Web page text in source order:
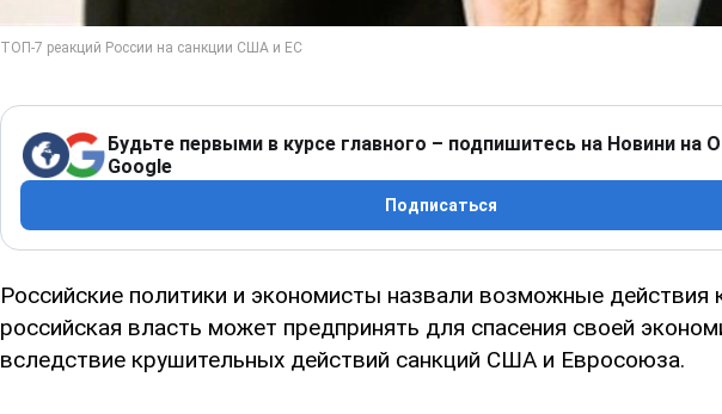
Будьте первыми в курсе главного – подпишитесь на Новини на
Google
Подписаться
Российские политики и экономисты назвали возможные действия
российская власть может предпринять для спасения своей
вследствие крушительных действий санкций США и Евросоюза.